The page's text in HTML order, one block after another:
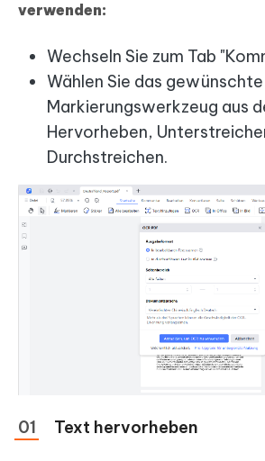
verwenden:
Wechseln Sie zum Tab
Wählen Sie das gewünschte
Markierungswerkzeug aus
Hervorheben,
Durchstreichen.
Text hervorheben